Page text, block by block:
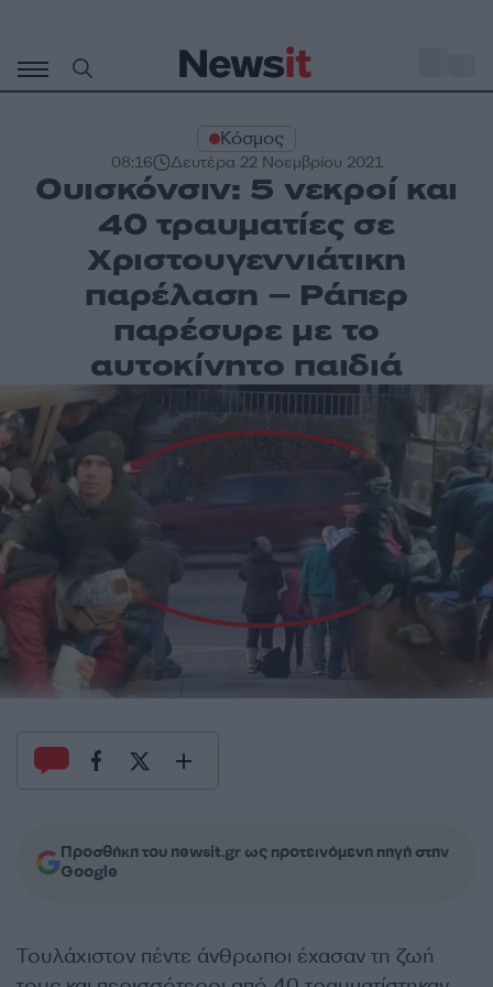
περιεχόμενο
Κόσμος
08:16 Δευτέρα 22 Νοεμβρίου 2021
Ουισκόνσιν: 5 νεκροί και
40 τραυματίες σε
Χριστουγεννιάτικη
παρέλαση – Ράπερ
παρέσυρε με το
αυτοκίνητο παιδιά
Προσθήκη του newsit.gr ως προτεινόμενη πηγή στην
Google
Τουλάχιστον πέντε άνθρωποι έχασαν τη ζωή